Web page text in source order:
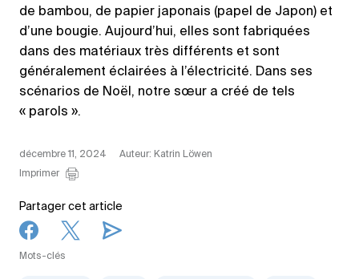
de bambou, de papier japonais (papel de Japon) et
d’une bougie. Aujourd’hui, elles sont fabriquées
dans des matériaux très différents et sont
généralement éclairées à l’électricité. Dans ses
scénarios de Noël, notre sœur a créé de tels
« parols ».
décembre 11, 2024
Auteur: Katrin Löwen
Imprimer
Partager cet article
Mots-clés